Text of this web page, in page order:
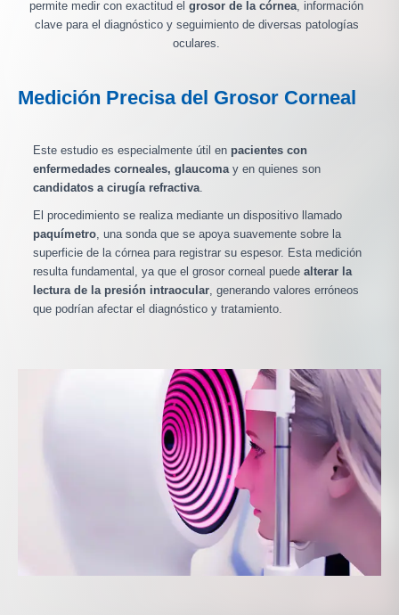
permite medir con exactitud el grosor de la córnea, información
clave para el diagnóstico y seguimiento de diversas patologías
oculares.
Medición Precisa del Grosor Corneal
Este estudio es especialmente útil en pacientes con
enfermedades corneales, glaucomay en quienes son
candidatos a cirugía refractiva.
El procedimiento se realiza mediante un dispositivo llamado
paquímetro, una sonda que se apoya suavemente sobre la
superficie de la córnea para registrar su espesor. Esta medición
resulta fundamental, ya que el grosor corneal puede alterar la
lectura de la presión intraocular, generando valores erróneos
que podrían afectar el diagnóstico y tratamiento.